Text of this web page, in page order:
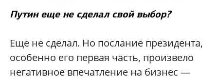
Путин еще не сделал свой выбор?
Еще не сделал. Но послание президента,
особенно его первая часть, произвело
негативное впечатление на бизнес —